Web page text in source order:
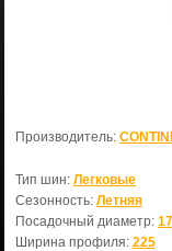
Производитель:
Тип шин: Легковые
Сезонность: Летняя
Посадочный диаметр: 17
Ширина профиля: 225